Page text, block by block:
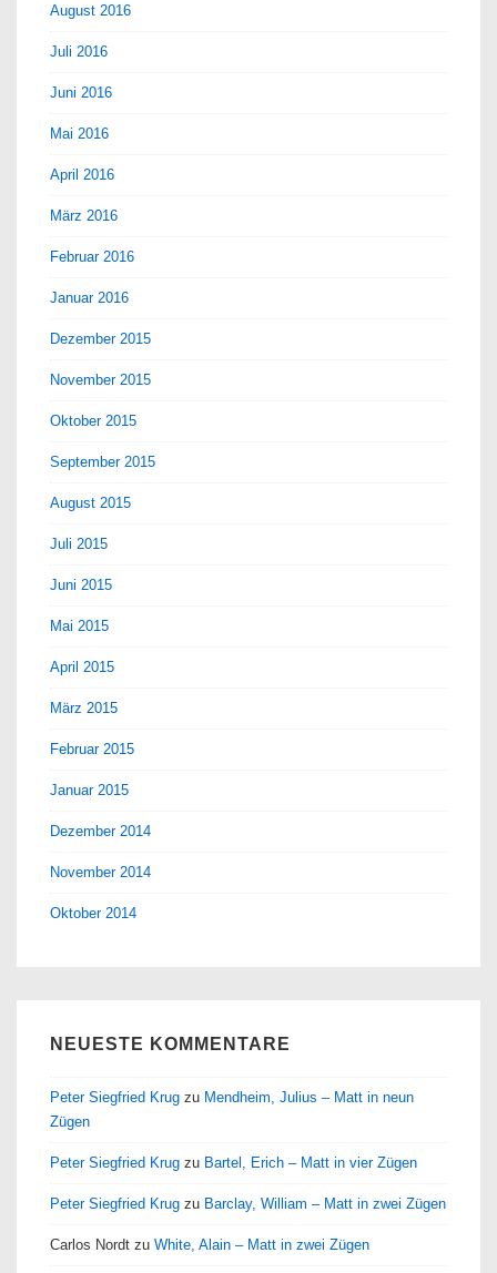
August 2016
Juli 2016
Juni 2016
Mai 2016
April 2016
März 2016
Februar 2016
Januar 2016
Dezember 2015
November 2015
Oktober 2015
September 2015
August 2015
Juli 2015
Juni 2015
Mai 2015
April 2015
März 2015
Februar 2015
Januar 2015
Dezember 2014
November 2014
Oktober 2014
NEUESTE KOMMENTARE
Peter Siegfried Krug zu Mendheim, Julius – Matt in neun
Zügen
Peter Siegfried Krug zu Bartel, Erich – Matt in vier Zügen
Peter Siegfried Krug zu Barclay, William – Matt in zwei Zügen
Carlos Nordt zu White, Alain – Matt in zwei Zügen